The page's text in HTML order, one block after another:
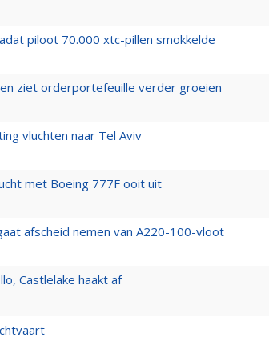
piloot 70.000 xtc-pillen smokkelde
ziet orderportefeuille verder groeien
vluchten naar Tel Aviv
met Boeing 777F ooit uit
afscheid nemen van A220-100-vloot
Castlelake haakt af